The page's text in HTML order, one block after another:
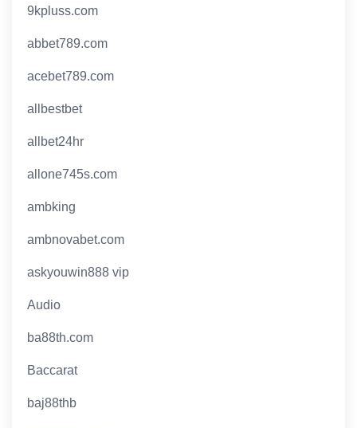
9kpluss.com
abbet789.com
acebet789.com
allbestbet
allbet24hr
allone745s.com
ambking
ambnovabet.com
askyouwin888 vip
Audio
ba88th.com
Baccarat
baj88thb